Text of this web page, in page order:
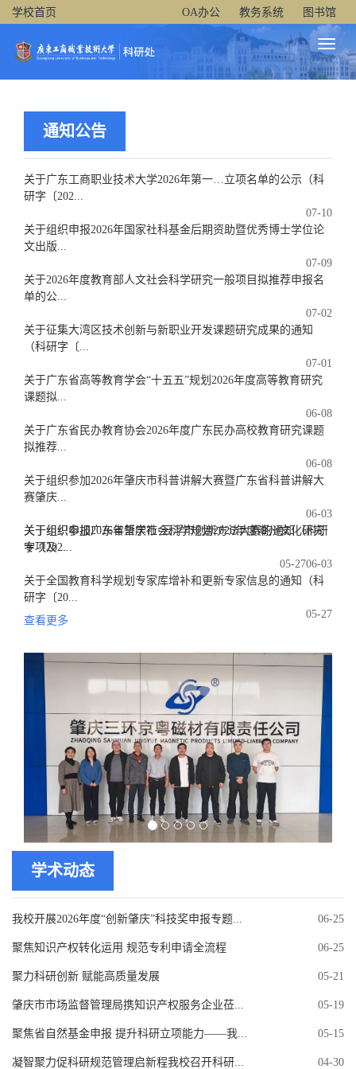
学校首页 OA办公 教务系统 图书馆
Toggle
通知公告
关于广东工商职业技术大学2026年第一…立项名单的公示（科
研字〔202...
07-10
关于组织申报2026年国家社科基金后期资助暨优秀博士学位论
文出版...
07-09
关于2026年度教育部人文社会科学研究一般项目拟推荐申报名
单的公...
07-02
关于征集大湾区技术创新与新职业开发课题研究成果的通知
（科研字〔...
07-01
关于广东省高等教育学会“十五五”规划2026年度高等教育研究
课题拟...
06-08
关于广东省民办教育协会2026年度广东民办高校教育研究课题
拟推荐...
06-08
关于组织参加2026年肇庆市科普讲解大赛暨广东省科普讲解大
赛肇庆...
06-03
关于组织参加2026年肇庆市·云浮市创新方法大赛的通知（科研
字〔202...
06-03
关于组织申报广东省哲学社会科学规划2026年度潮州文化研究
专项及...
05-27
关于全国教育科学规划专家库增补和更新专家信息的通知（科
研字〔20...
05-27
查看更多
学术动态
我校开展2026年度“创新肇庆”科技奖申报专题... 06-25
聚焦知识产权转化运用 规范专利申请全流程 06-25
聚力科研创新 赋能高质量发展 05-21
肇庆市市场监督管理局携知识产权服务企业莅... 05-19
聚焦省自然基金申报 提升科研立项能力——我... 05-15
凝智聚力促科研规范管理启新程我校召开科研... 04-30